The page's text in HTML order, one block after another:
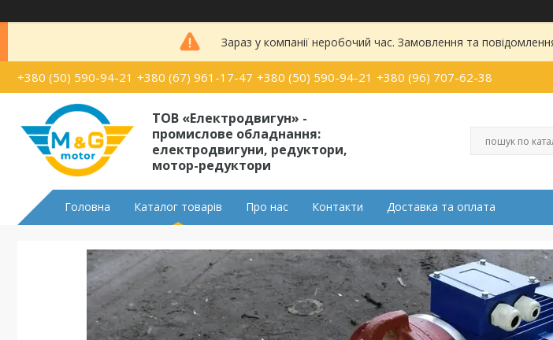
Зараз у компанії неробочий час. Замовлення та
+380 (50) 590-94-21 +380 (67) 961-17-47 +380 (50) 590-94-21 +380 (96) 707-62-38
ТОВ «Електродвигун» -
промислове обладнання:
електродвигуни, редуктори,
мотор-редуктори
Головна Каталог товарів Про нас Контакти Доставка та оплата